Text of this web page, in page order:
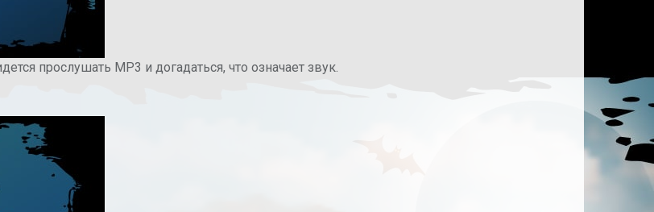
прослушать MP3 и догадаться, что означает звук.